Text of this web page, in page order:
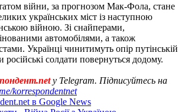
війни, за прогнозом Мак-Фола, стане
українських міст із наступною
війною. Зі снайперами,
автомобілями, а також
Українці чинитимуть опір путінській
російські солдати повернуться додому.
у Telegram. Підписуйтесь на
korrespondentnet
в Google News